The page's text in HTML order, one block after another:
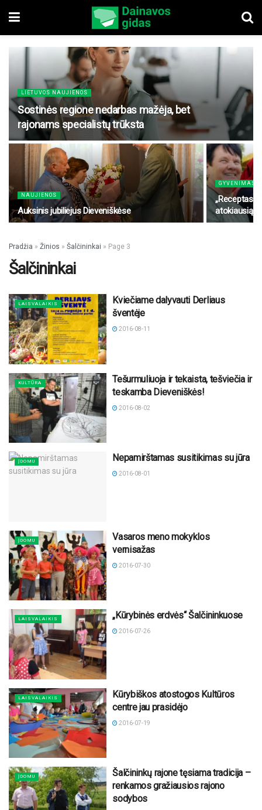
LIETUVOS NAUJIENOS
Sostinės regione nedarbas mažėja, bet
rajonams specialistų trūksta
NAUJIENOS
Auksinis jubiliejus Dieveniškėse
GYVENIMAS
„Receptas
atokiausią
Pradžia » Žinios » Šalčininkai » Page 3
Šalčininkai
LAISVALAIKIS
Kviečiame dalyvauti Derliaus
šventėje
2016-08-11
KULTŪRA
Tešurmuliuoja ir tekaista, tešviečia ir
teskamba Dieveniškės!
2016-08-02
ĮDOMU Nepamirštamas susitikimas su jūra
2016-08-01
ĮDOMU
Vasaros meno mokyklos
vernisažas
2016-07-30
LAISVALAIKIS „Kūrybinės erdvės“ Šalčininkuose
2016-07-26
LAISVALAIKIS
Kūrybiškos atostogos Kultūros
centre jau prasidėjo
2016-07-19
ĮDOMU
Šalčininkų rajone tęsiama tradicija –
renkamos gražiausios rajono
sodybos